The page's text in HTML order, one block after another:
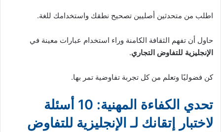
اطلب من متحدثين أصليين تصحيح نطقك واستخدامك للغة.
حاول أن تفهم الثقافة الكامنة وراء استخدام عبارات معينة في
الإنجليزية للتفاوض التجاري.
كن فضوليًا وتعلم من كل تجربة تفاوضية تمر بها.
تحدي الكفاءة المهنية: 10 أسئلة
لاختبار إتقانك لـ الإنجليزية للتفاوض